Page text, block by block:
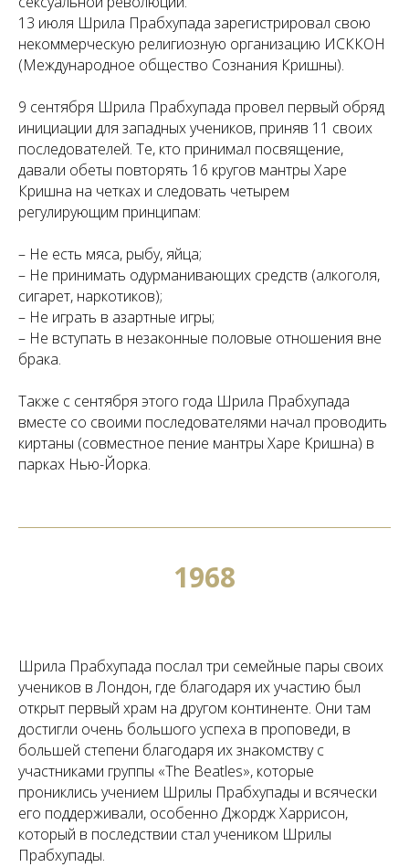
13 июля Шрила Прабхупада зарегистрировал свою
некоммерческую религиозную организацию ИСККОН
(Международное общество Сознания Кришны).
9 сентября Шрила Прабхупада провел первый обряд
инициации для западных учеников, приняв 11 своих
последователей. Те, кто принимал посвящение,
давали обеты повторять 16 кругов мантры Харе
Кришна на четках и следовать четырем
регулирующим принципам:
– Не есть мяса, рыбу, яйца;
– Не принимать одурманивающих средств (алкоголя,
сигарет, наркотиков);
– Не играть в азартные игры;
– Не вступать в незаконные половые отношения вне
брака.
Также с сентября этого года Шрила Прабхупада
вместе со своими последователями начал проводить
киртаны (совместное пение мантры Харе Кришна) в
парках Нью-Йорка.
1968
Шрила Прабхупада послал три семейные пары своих
учеников в Лондон, где благодаря их участию был
открыт первый храм на другом континенте. Они там
достигли очень большого успеха в проповеди, в
большей степени благодаря их знакомству с
участниками группы «The Beatles», которые
прониклись учением Шрилы Прабхупады и всячески
его поддерживали, особенно Джордж Харрисон,
который в последствии стал учеником Шрилы
Прабхупады.